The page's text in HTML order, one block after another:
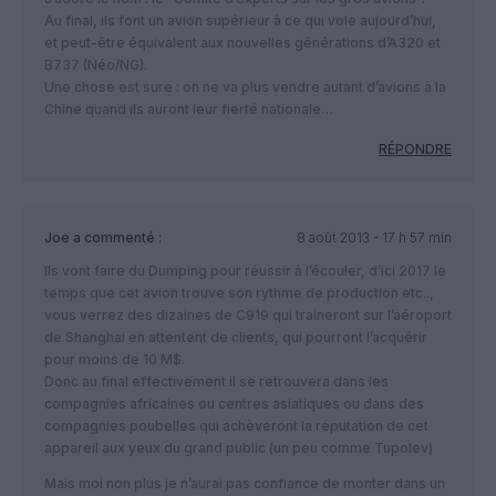
Au final, ils font un avion supérieur à ce qui vole aujourd’hui,
et peut-être équivalent aux nouvelles générations d’A320 et
B737 (Néo/NG).
Une chose est sure : on ne va plus vendre autant d’avions à la
Chine quand ils auront leur fierté nationale…
RÉPONDRE
Joe a commenté :
8 août 2013 - 17 h 57 min
Ils vont faire du Dumping pour réussir à l’écouler, d’ici 2017 le
temps que cet avion trouve son rythme de production etc..,
vous verrez des dizaines de C919 qui traineront sur l’aéroport
de Shanghai en attentent de clients, qui pourront l’acquérir
pour moins de 10 M$.
Donc au final effectivement il se retrouvera dans les
compagnies africaines ou centres asiatiques ou dans des
compagnies poubelles qui achèveront la réputation de cet
appareil aux yeux du grand public (un peu comme Tupolev)
Mais moi non plus je n’aurai pas confiance de monter dans un